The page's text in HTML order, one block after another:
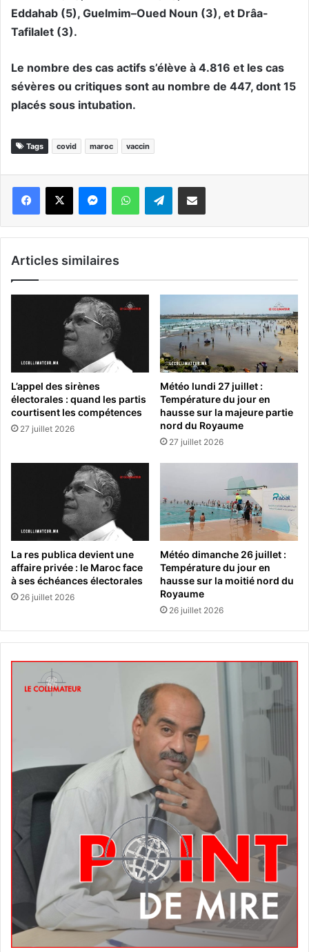
Eddahab (5), Guelmim–Oued Noun (3), et Drâa-
Tafilalet (3).
Le nombre des cas actifs s’élève à 4.816 et les cas
sévères ou critiques sont au nombre de 447, dont 15
placés sous intubation.
Tags covid maroc vaccin
WhatsApp Telegram
Articles similaires
L’appel des sirènes
électorales : quand les partis
courtisent les compétences
27 juillet 2026
Météo lundi 27 juillet :
Température du jour en
hausse sur la majeure partie
nord du Royaume
27 juillet 2026
La res publica devient une
affaire privée : le Maroc face
à ses échéances électorales
26 juillet 2026
Météo dimanche 26 juillet :
Température du jour en
hausse sur la moitié nord du
Royaume
26 juillet 2026